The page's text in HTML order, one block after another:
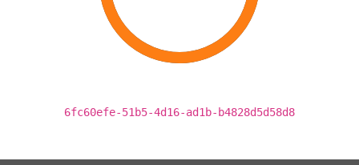
6fc60efe-51b5-4d16-ad1b-b4828d5d58d8